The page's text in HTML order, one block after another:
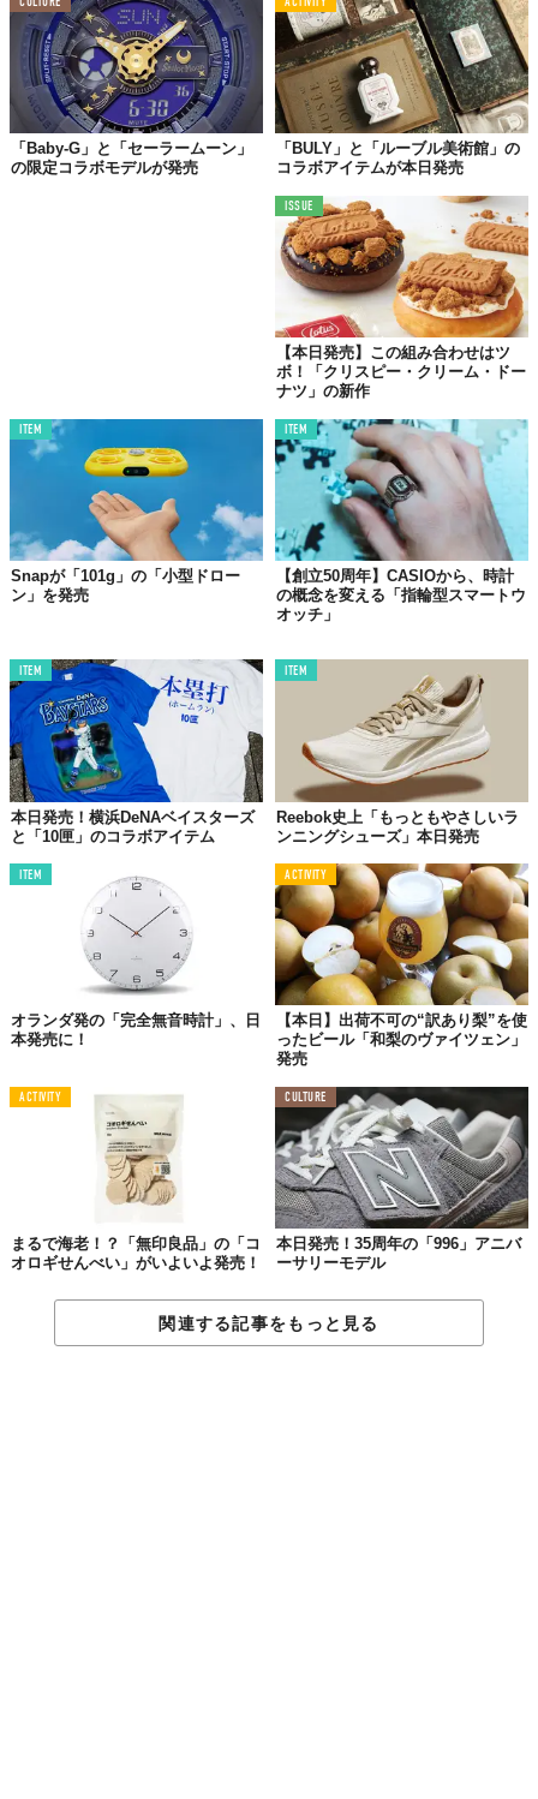
©株式会社ジャック
Top image: © 株式会社ジャック
TABI LABO
この世界は、もっと広いはずだ。
CULTURE
「Baby-G」と「セーラームーン」
の限定コラボモデルが発売
ACTIVITY
「BULY」と「ルーブル美術館」の
コラボアイテムが本日発売
ISSUE
【本日発売】この組み合わせはツ
ボ！「クリスピー・クリーム・ドー
ナツ」の新作
ITEM
Snapが「101g」の「小型ドロー
ン」を発売
ITEM
【創立50周年】CASIOから、時計
の概念を変える「指輪型スマートウ
オッチ」
ITEM
本日発売！横浜DeNAベイスターズ
と「10匣」のコラボアイテム
ITEM
Reebok史上「もっともやさしいラ
ンニングシューズ」本日発売
ITEM
オランダ発の「完全無音時計」、日
本発売に！
ACTIVITY
【本日】出荷不可の“訳あり梨”を使
ったビール「和梨のヴァイツェン」
発売
ACTIVITY
まるで海老！？「無印良品」の「コ
オロギせんべい」がいよいよ発売！
CULTURE
本日発売！35周年の「996」アニバ
ーサリーモデル
関連する記事をもっと見る